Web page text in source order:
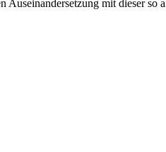
Auseinandersetzung mit dieser so